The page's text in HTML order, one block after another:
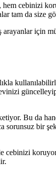
hem cebinizi
tam da size
arayanlar için
Bu da
sorunsuz bir
cebinizi